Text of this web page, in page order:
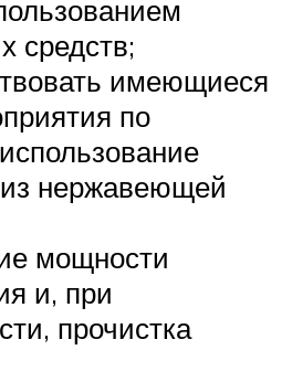
средств;
имеющиеся
по
нержавеющей
мощности
и, при
прочистка